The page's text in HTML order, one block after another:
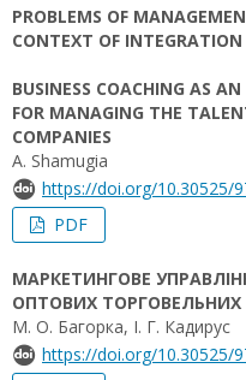
PROBLEMS OF
CONTEXT OF INTEGRATION
BUSINESS COACHING AS
FOR MANAGING THE
COMPANIES
A. Shamugia
https://doi.org/10.30525/
PDF
МАРКЕТИНГОВЕ
ОПТОВИХ
М. О. Багорка, І. Г. Кадирус
https://doi.org/10.30525/